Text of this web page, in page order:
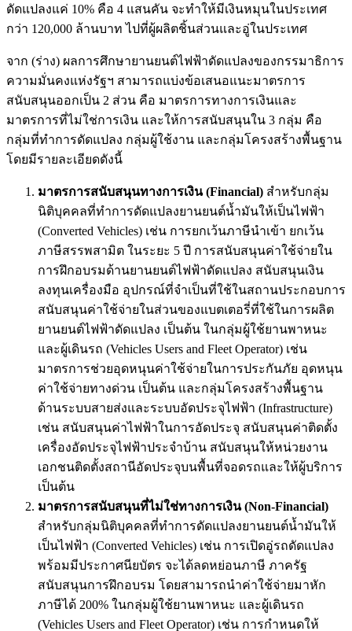
ดัดแปลงแค่ 10% คือ 4 แสนคัน จะทำให้มีเงินหมุนในประเทศ
กว่า 120,000 ล้านบาท ไปที่ผู้ผลิตชิ้นส่วนและอู่ในประเทศ
จาก (ร่าง) ผลการศึกษายานยนต์ไฟฟ้าดัดแปลงของกรรมาธิการ
ความมั่นคงแห่งรัฐฯ สามารถแบ่งข้อเสนอแนะมาตรการ
สนับสนุนออกเป็น 2 ส่วน คือ มาตรการทางการเงินและ
มาตรการที่ไม่ใช่การเงิน และให้การสนับสนุนใน 3 กลุ่ม คือ
กลุ่มที่ทำการดัดแปลง กลุ่มผู้ใช้งาน และกลุ่มโครงสร้างพื้นฐาน
โดยมีรายละเอียดดังนี้
มาตรการสนับสนุนทางการเงิน (Financial) สำหรับกลุ่ม
นิติบุคคลที่ทำการดัดแปลงยานยนต์น้ำมันให้เป็นไฟฟ้า
(Converted Vehicles) เช่น การยกเว้นภาษีนำเข้า ยกเว้น
ภาษีสรรพสามิต ในระยะ 5 ปี การสนับสนุนค่าใช้จ่ายใน
การฝึกอบรมด้านยานยนต์ไฟฟ้าดัดแปลง สนับสนุนเงิน
ลงทุนเครื่องมือ อุปกรณ์ที่จำเป็นที่ใช้ในสถานประกอบการ
สนับสนุนค่าใช้จ่ายในส่วนของแบตเตอรี่ที่ใช้ในการผลิต
ยานยนต์ไฟฟ้าดัดแปลง เป็นต้น ในกลุ่มผู้ใช้ยานพาหนะ
และผู้เดินรถ (Vehicles Users and Fleet Operator) เช่น
มาตรการช่วยอุดหนุนค่าใช้จ่ายในการประกันภัย อุดหนุน
ค่าใช้จ่ายทางด่วน เป็นต้น และกลุ่มโครงสร้างพื้นฐาน
ด้านระบบสายส่งและระบบอัดประจุไฟฟ้า (Infrastructure)
เช่น สนับสนุนค่าไฟฟ้าในการอัดประจุ สนับสนุนค่าติดตั้ง
เครื่องอัดประจุไฟฟ้าประจำบ้าน สนับสนุนให้หน่วยงาน
เอกชนติดตั้งสถานีอัดประจุบนพื้นที่จอดรถและให้ผู้บริการ
เป็นต้น
มาตรการสนับสนุนที่ไม่ใช่ทางการเงิน (Non-Financial)
สำหรับกลุ่มนิติบุคคลที่ทำการดัดแปลงยานยนต์น้ำมันให้
เป็นไฟฟ้า (Converted Vehicles) เช่น การเปิดอู่รถดัดแปลง
พร้อมมีประกาศนียบัตร จะได้ลดหย่อนภาษี ภาครัฐ
สนับสนุนการฝึกอบรม โดยสามารถนำค่าใช้จ่ายมาหัก
ภาษีได้ 200% ในกลุ่มผู้ใช้ยานพาหนะ และผู้เดินรถ
(Vehicles Users and Fleet Operator) เช่น การกำหนดให้